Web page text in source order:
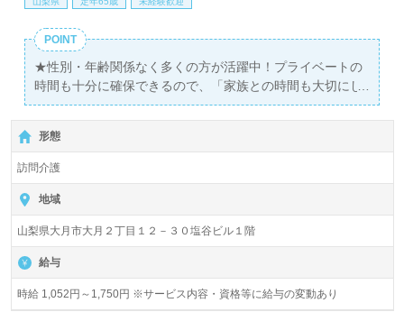
POINT
★性別・年齢関係なく多くの方が活躍中！プライベートの
時間も十分に確保できるので、「家族との時間も大切にし
たい」という方にもお勧めです！
形態
訪問介護
地域
山梨県大月市大月２丁目１２－３０塩谷ビル１階
給与
時給 1,052円～1,750円 ※サービス内容・資格等に給与の変動あり